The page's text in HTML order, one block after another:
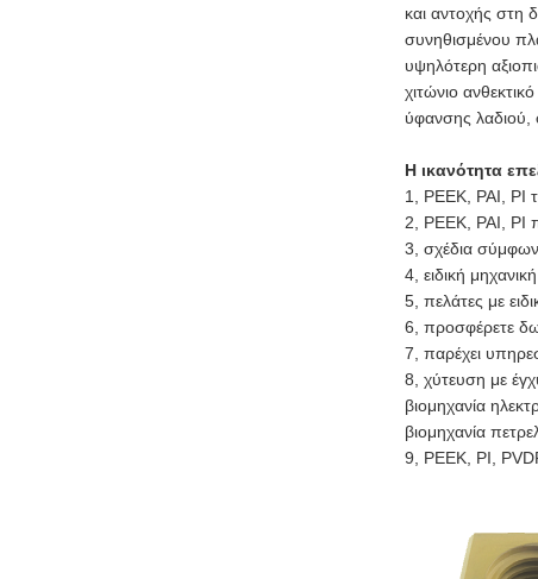
και αντοχής στη
συνηθισμένου
υψηλότερη
χιτώνιο
ύφανσης λαδιού,
Η ικανότητα
1, PEEK, PAI, PI
2, PEEK, PAI, PI
3, σχέδια
4, ειδική
5, πελάτες με
6, προσφέρετε
7, παρέχει
8, χύτευση με
βιομηχανία
βιομηχανία
9, PEEK, PI,